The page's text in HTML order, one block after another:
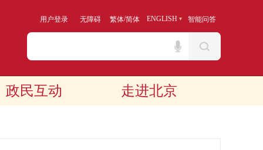
用户登录 无障碍 繁体/简体 ENGLISH 智能问答
政民互动 走进北京